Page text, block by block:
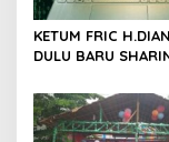
KETUM FRIC
DULU BARU
SOSIAL